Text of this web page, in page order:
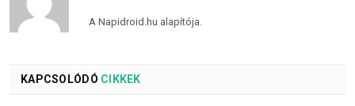
A Napidroid.hu alapítója.
KAPCSOLÓDÓ CIKKEK